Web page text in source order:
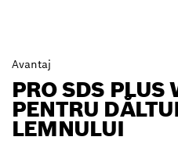
Avantaj
PRO SDS PLUS
PENTRU
LEMNULUI